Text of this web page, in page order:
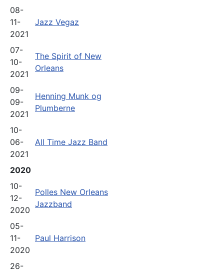
08-
11-
2021
Jazz Vegaz
07-
10-
2021
The Spirit of New
Orleans
09-
09-
2021
Henning Munk og
Plumberne
10-
06-
2021
All Time Jazz Band
2020
10-
12-
2020
Polles New Orleans
Jazzband
05-
11-
2020
Paul Harrison
26-